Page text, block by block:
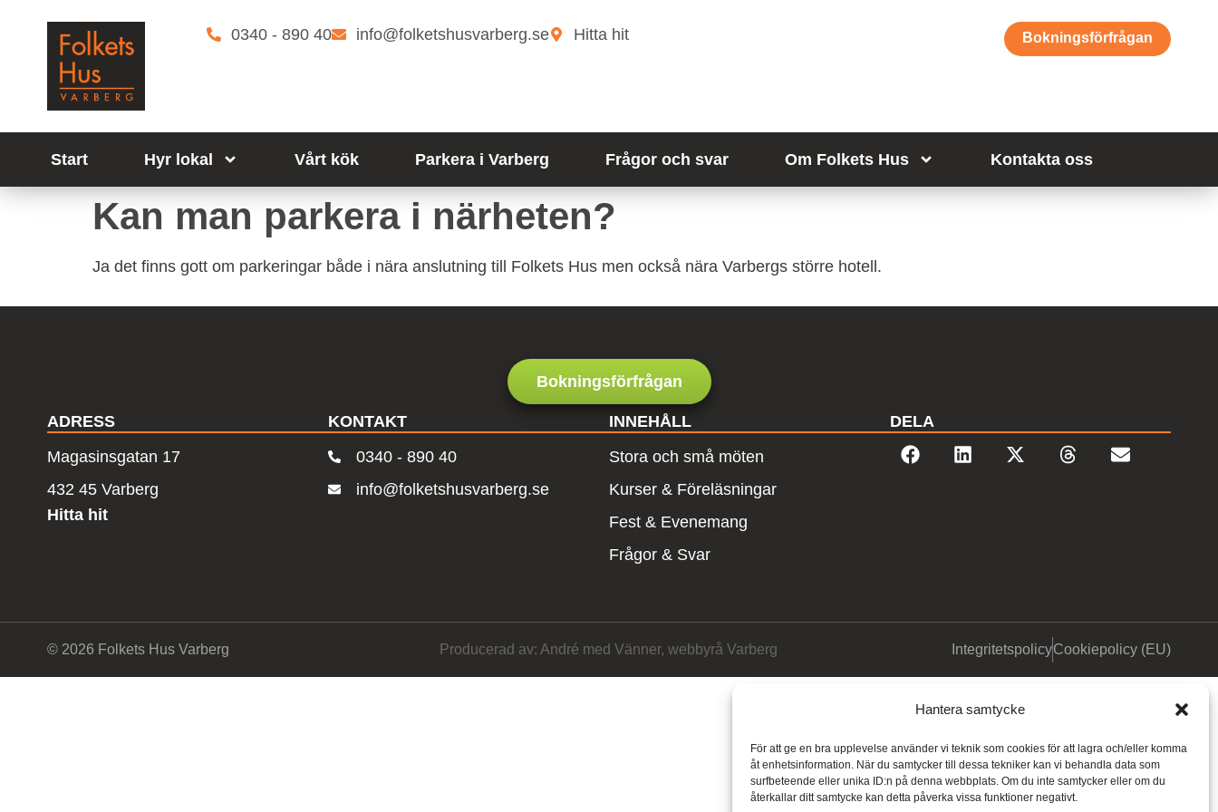
Hantera samtycke
För att ge en bra upplevelse använder vi teknik som cookies för att lagra och/eller komma
åt enhetsinformation. När du samtycker till dessa tekniker kan vi behandla data som
surfbeteende eller unika ID:n på denna webbplats. Om du inte samtycker eller om du
återkallar ditt samtycke kan detta påverka vissa funktioner negativt.
0340 - 890 40 info@folketshusvarberg.se Hitta hit Bokningsförfrågan
Start Hyr lokal Vårt kök Parkera i Varberg Frågor och svar Om Folkets Hus Kontakta oss
Kan man parkera i närheten?
Ja det finns gott om parkeringar både i nära anslutning till Folkets Hus men också nära Varbergs större hotell.
Bokningsförfrågan
ADRESS
Magasinsgatan 17
432 45 Varberg
Hitta hit
KONTAKT
0340 - 890 40
info@folketshusvarberg.se
INNEHÅLL
Stora och små möten
Kurser & Föreläsningar
Fest & Evenemang
Frågor & Svar
DELA
© 2026 Folkets Hus Varberg Producerad av: André med Vänner, webbyrå Varberg IntegritetspolicyCookiepolicy (EU)